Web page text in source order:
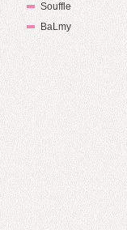
Souffle
BaLmy